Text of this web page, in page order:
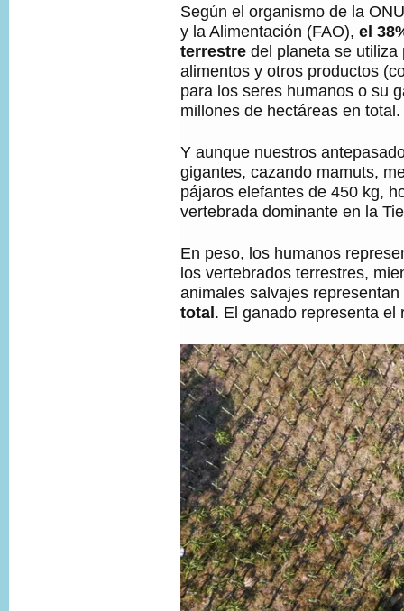
Según el organismo de la
y la Alimentación (FAO), el
terrestre del planeta se utiliza
alimentos y otros productos
para los seres humanos o su
millones de hectáreas en total.
Y aunque nuestros
gigantes, cazando mamuts,
pájaros elefantes de 450 kg,
vertebrada dominante en la
En peso, los humanos
los vertebrados terrestres,
animales salvajes representan
total. El ganado representa el